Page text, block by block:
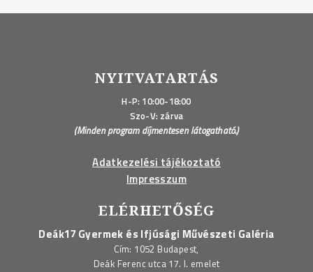
NYITVATARTÁS
H-P: 10:00-18:00
Szo-V: zárva
(Minden program díjmentesen látogatható.)
Adatkezelési tájékoztató
Impresszum
ELÉRHETŐSÉG
Deák17 Gyermek és Ifjúsági Művészeti Galéria
Cím: 1052 Budapest,
Deák Ferenc utca 17. I. emelet